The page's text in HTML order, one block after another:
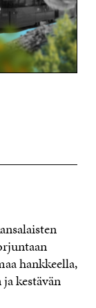
hankkeella,
kestävän